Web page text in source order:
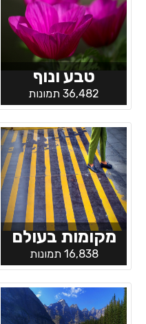
טבע ונוף
36,482 תמונות
מקומות בעולם
16,838 תמונות